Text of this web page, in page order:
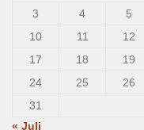
3
4 5
10
11 12
17
18 19
24
25 26
31
« Juli